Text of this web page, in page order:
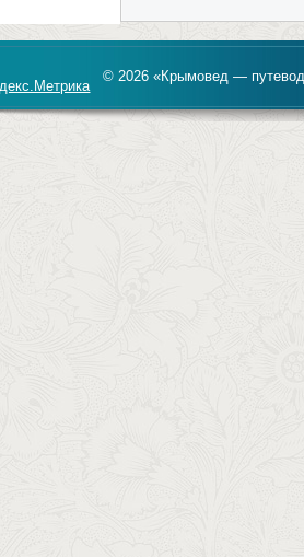
© 2026 «Крымовед —